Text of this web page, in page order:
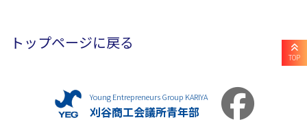
トップページに戻る
Young Entrepreneurs Group KARIYA
刈谷商工会議所青年部
TOP